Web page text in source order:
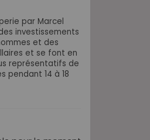
par Marcel
investissements
et des
et se font en
représentatifs de
pendant 14 à 18